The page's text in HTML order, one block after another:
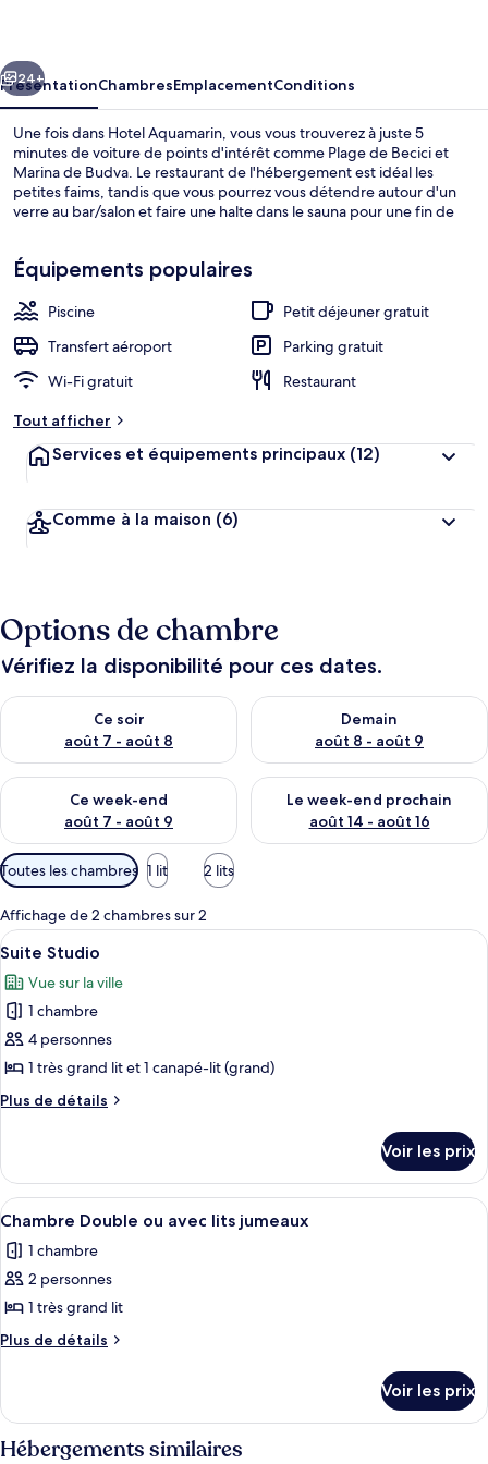
Terrasse/Patio
Suivant
24+
PrésentationChambresEmplacementConditions
Une fois dans Hotel Aquamarin, vous vous trouverez à juste 5
minutes de voiture de points d'intérêt comme Plage de Becici et
Marina de Budva. Le restaurant de l'hébergement est idéal les
petites faims, tandis que vous pourrez vous détendre autour d'un
verre au bar/salon et faire une halte dans le sauna pour une fin de
saison et un snack-bar/une épicerie fine.
Équipements populaires
Piscine
Petit déjeuner gratuit
Transfert aéroport
Parking gratuit
Wi-Fi gratuit
Restaurant
Tout afficher
Services et équipements principaux (12)
Comme à la maison (6)
Options de chambre
Vérifiez la disponibilité pour ces dates.
Ce soir
août 7 - août 8
Vérifier la disponibilité pour ce soir août 7 - août 8
Demain
août 8 - août 9
Vérifier la disponibilité pour
Ce week-end
août 7 - août 9
Vérifier la disponibilité pour ce week-end août 7 - août 9
Le week-end prochain
août 14 - août 16
Vérifier la disponibilité pour
Filtres
disponibles
pour
les
chambres
Toutes les chambres 1 lit 2 lits
Affichage de 2 chambres sur 2
Afficher
toutes
les
photos
pour
ce
type
de
Suite
Studio
Lits bébé (en supplément), draps
2
Suite Studio
Vue sur la ville
1 chambre
4 personnes
1 très grand lit et 1 canapé-lit (grand)
Plus de détails
Plus
le
type
de
Suite
Studio
Voir les prix
Afficher
toutes
les
photos
pour
ce
chambre :
Chambre
Lits bébé (en supplément), draps
2
Chambre Double ou avec lits jumeaux
1 chambre
2 personnes
1 très grand lit
Plus de détails
Plus
le
type
de
Voir les prix
Hébergements similaires